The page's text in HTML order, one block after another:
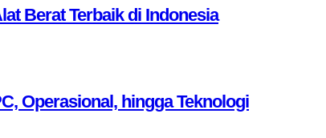
Berat Terbaik di Indonesia
Operasional, hingga Teknologi